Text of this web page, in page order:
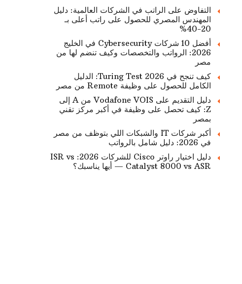
التفاوض على الراتب في الشركات العالمية: دليل
المهندس المصري للحصول على راتب أعلى بـ
20-40%
أفضل 10 شركات Cybersecurity في الخليج
2026: الرواتب والتخصصات وكيف تنضم لها من
مصر
كيف تنجح في Turing Test 2026: الدليل
الكامل للحصول على وظيفة Remote من مصر
دليل التقديم على Vodafone VOIS من A إلى
Z: كيف تحصل على وظيفة في أكبر مركز تقني
بمصر
أكبر شركات IT والشبكات اللي بتوظف من مصر
في 2026: دليل شامل بالرواتب
دليل اختيار راوتر Cisco للشركات 2026: ISR vs
Catalyst 8000 vs ASR — أيها يناسبك؟